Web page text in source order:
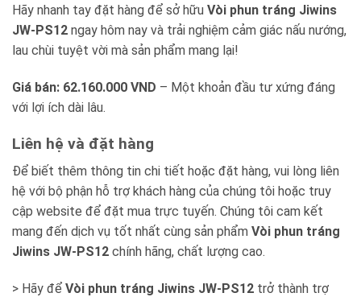
Hãy nhanh tay đặt hàng để sở hữu Vòi phun tráng Jiwins
JW-PS12 ngay hôm nay và trải nghiệm cảm giác nấu nướng,
lau chùi tuyệt vời mà sản phẩm mang lại!
Giá bán: 62.160.000 VND – Một khoản đầu tư xứng đáng
với lợi ích dài lâu.
Liên hệ và đặt hàng
Để biết thêm thông tin chi tiết hoặc đặt hàng, vui lòng liên
hệ với bộ phận hỗ trợ khách hàng của chúng tôi hoặc truy
cập website để đặt mua trực tuyến. Chúng tôi cam kết
mang đến dịch vụ tốt nhất cùng sản phẩm Vòi phun tráng
Jiwins JW-PS12 chính hãng, chất lượng cao.
> Hãy để Vòi phun tráng Jiwins JW-PS12 trở thành trợ